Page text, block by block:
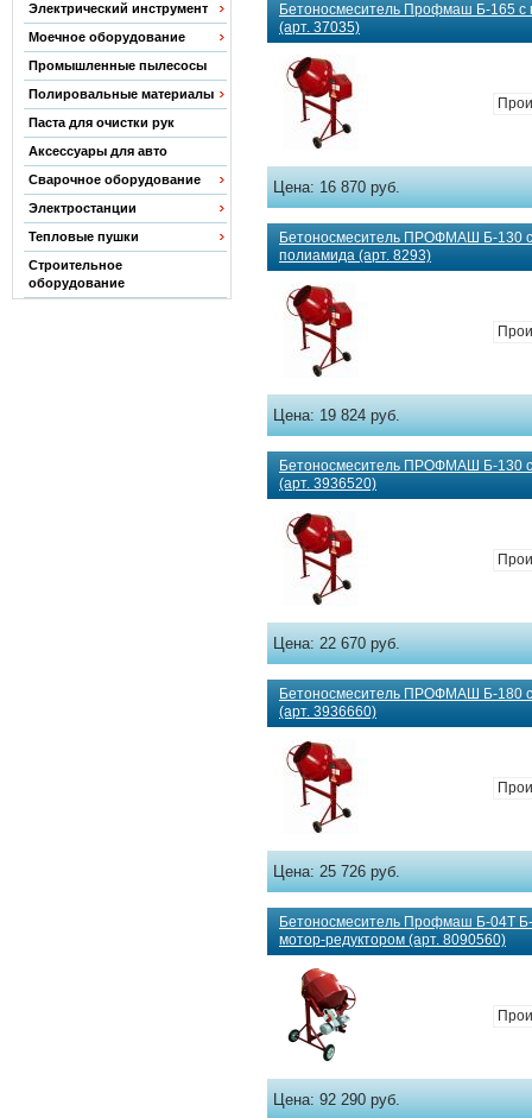
Электрический инструмент
Моечное оборудование
Промышленные пылесосы
Полировальные материалы
Паста для очистки рук
Аксессуары для авто
Сварочное оборудование
Электростанции
Тепловые пушки
Строительное
оборудование
Бетоносмеситель Профмаш Б-165 с
(арт. 37035)
Цена:16 870 руб.
Бетоносмеситель ПРОФМАШ Б-130
полиамида (арт. 8293)
Цена:19 824 руб.
Бетоносмеситель ПРОФМАШ Б-130 с
(арт. 3936520)
Цена:22 670 руб.
Бетоносмеситель ПРОФМАШ Б-180 с
(арт. 3936660)
Цена:25 726 руб.
Бетоносмеситель Профмаш Б-04Т
мотор-редуктором (арт. 8090560)
Цена:92 290 руб.